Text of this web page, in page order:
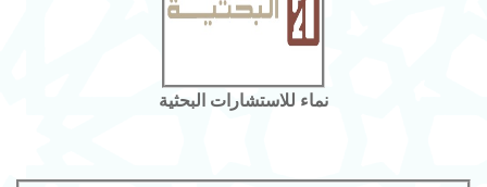
نماء للاستشارات البحثية